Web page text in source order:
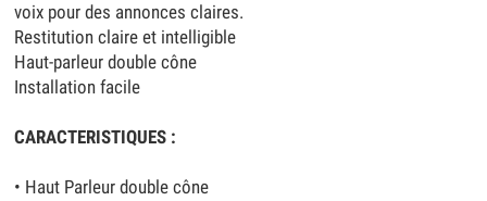
voix pour des annonces claires.
Restitution claire et intelligible
Haut-parleur double cône
Installation facile
CARACTERISTIQUES :
• Haut Parleur double cône